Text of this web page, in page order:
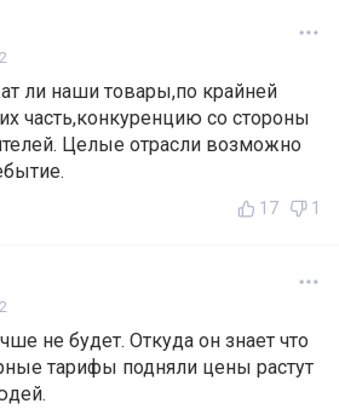
ли наши товары,по крайней
часть,конкуренцию со стороны
Целые отрасли возможно
17 1
не будет. Откуда он знает что
тарифы подняли цены растут